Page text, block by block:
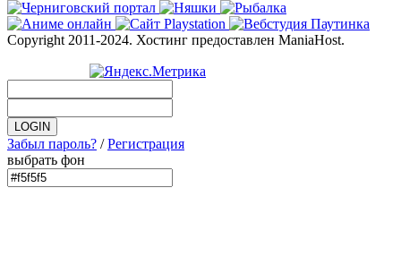
Copyright 2011-2024. Хостинг предоставлен ManiaHost.
Забыл пароль? /Регистрация
выбрать фон